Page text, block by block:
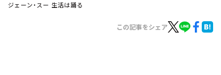
ジェーン・スー 生活は踊る
この記事をシェア